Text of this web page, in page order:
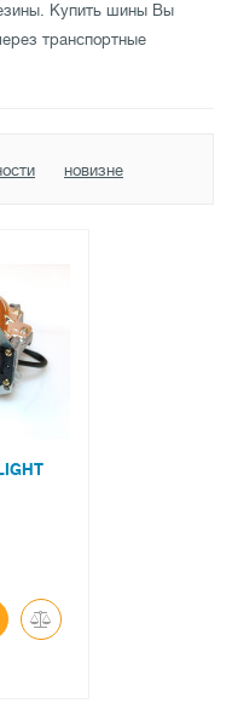
Купить шины Вы
транспортные
новизне